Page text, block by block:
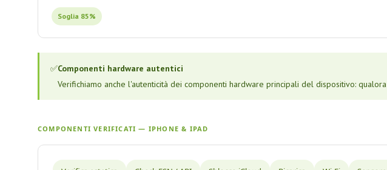
Soglia 85%
✅Componenti hardware autentici
Verifichiamo anche l'autenticità dei componenti hardware principali del dispositivo:
COMPONENTI VERIFICATI — IPHONE & IPAD